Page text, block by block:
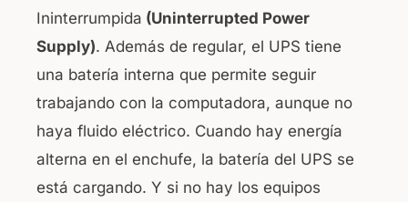
Ininterrumpida (Uninterrupted Power
Supply). Además de regular, el UPS tiene
una batería interna que permite seguir
trabajando con la computadora, aunque no
haya fluido eléctrico. Cuando hay energía
alterna en el enchufe, la batería del UPS se
está cargando. Y si no hay los equipos